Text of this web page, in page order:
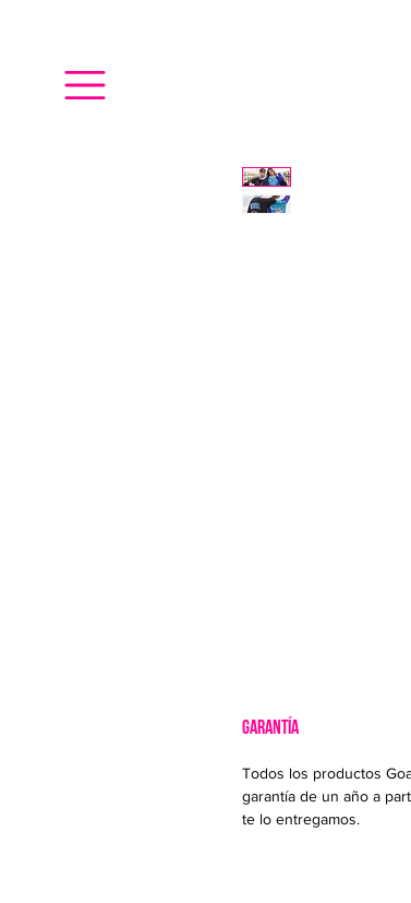
GARANTÍA
Todos los productos
garantía de un año a
te lo entregamos.